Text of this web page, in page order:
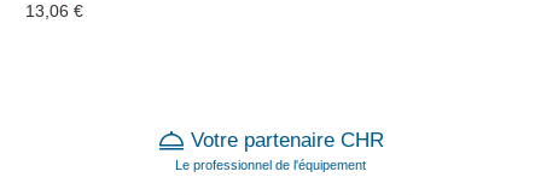
13,06 €
Votre partenaire CHR
Le professionnel de l'équipement